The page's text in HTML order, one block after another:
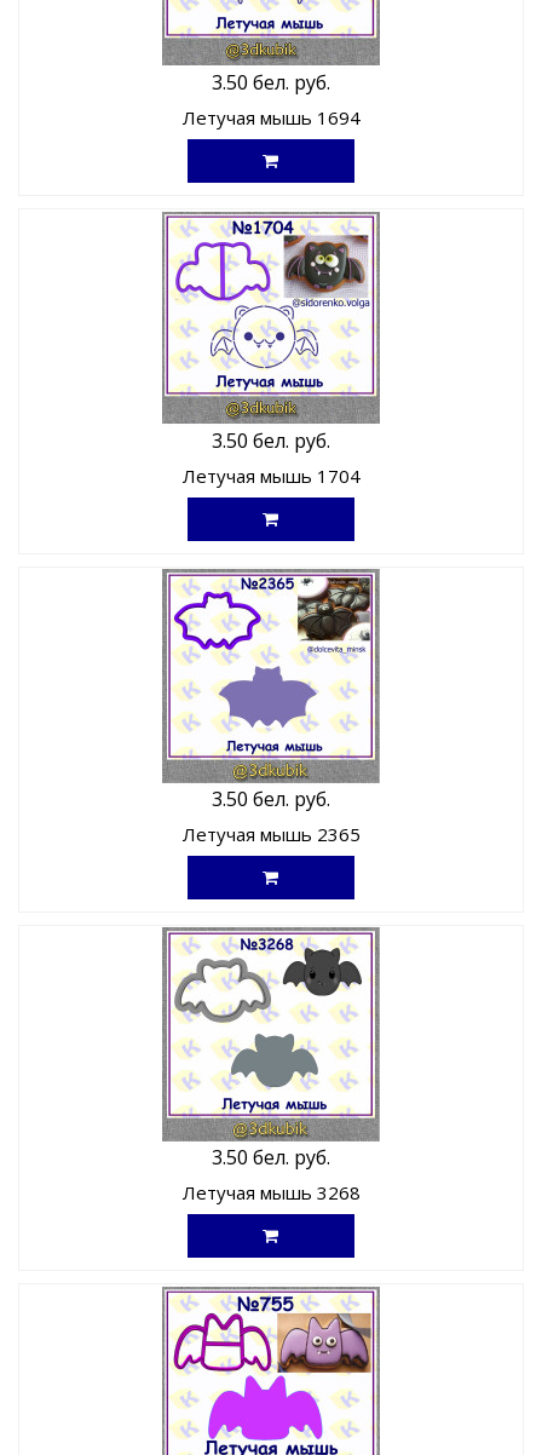
3.50 бел. руб.
Летучая мышь 1694
3.50 бел. руб.
Летучая мышь 1704
3.50 бел. руб.
Летучая мышь 2365
3.50 бел. руб.
Летучая мышь 3268